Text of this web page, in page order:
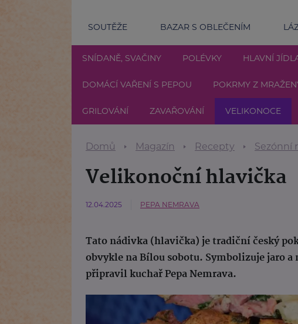
SOUTĚŽE BAZAR S OBLEČENÍM
SNÍDANĚ, SVAČINY POLÉVKY HLAVNÍ
DOMÁCÍ VAŘENÍ S PEPOU POKRMY Z
GRILOVÁNÍ ZAVAŘOVÁNÍ VELIKONOCE
Domů Magazín Recepty Sezónní
Velikonoční hlavička
12.04.2025 PEPA NEMRAVA
Tato nádivka (hlavička) je tradiční český
obvykle na Bílou sobotu. Symbolizuje jaro
připravil kuchař Pepa Nemrava.